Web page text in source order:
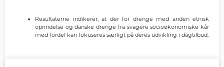
Resultaterne indikerer, at der for drenge med anden etnisk
oprindelse og danske drenge fra svagere socioøkonomiske kår
med fordel kan fokuseres særligt på deres udvikling i dagtilbud.